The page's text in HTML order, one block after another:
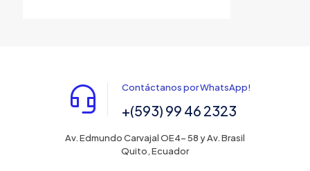
Contáctanos por WhatsApp!
+(593) 99 46 2323
Av. Edmundo Carvajal OE4- 58 y Av. Brasil
Quito, Ecuador